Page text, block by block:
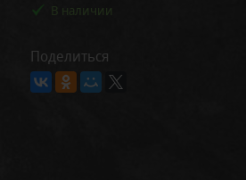
В наличии
Поделиться